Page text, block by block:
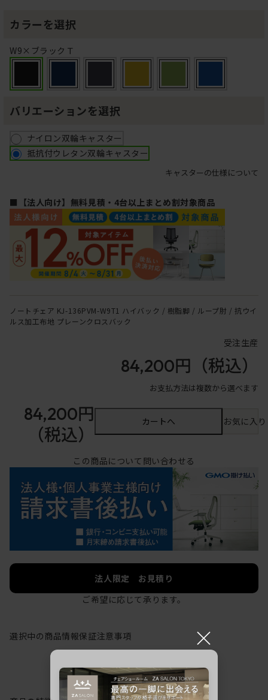
カラーを選択
W9×ブラックＴ
バリエーションを選択
ナイロン双輪キャスター
抵抗付ウレタン双輪キャスター
キャスターの仕様について
■【法人向け】無料見積・4台以上まとめ割対象商品
ノートチェア KJ-136PVM-W9T1 ハイバック / 樹脂脚 / ループ肘 / 抗ウイ
ルス加工布地 プレーンクロスバック
受注生産
84,200円 （税込）
お支払方法は複数から選べます
84,200円
（税込）
カートへ お気に入
この商品について問い合わせる
法人限定 お見積り
ご希望に応じて承ります。
選択中の商品情報保証注意事項 ×